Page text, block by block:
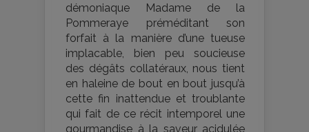
démoniaque Madame de la
Pommeraye préméditant son
forfait à la manière d’une tueuse
implacable, bien peu soucieuse
des dégâts collatéraux, nous tient
en haleine de bout en bout jusqu’à
cette fin inattendue et troublante
qui fait de ce récit intemporel une
gourmandise à la saveur acidulée